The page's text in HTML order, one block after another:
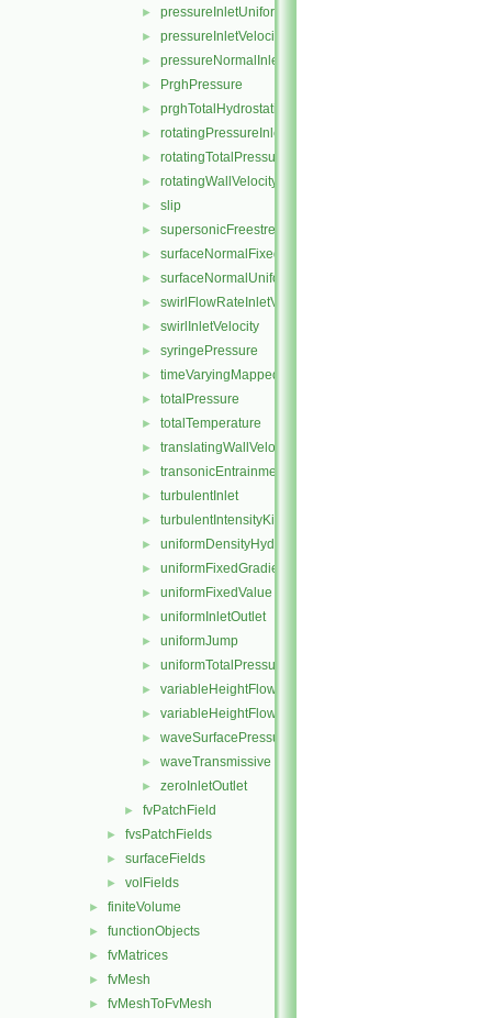
► pressureInletUniformVelocity
► pressureInletVelocity
► pressureNormalInletOutletVelocity
► PrghPressure
► prghTotalHydrostaticPressure
► rotatingPressureInletOutletVelocity
► rotatingTotalPressure
► rotatingWallVelocity
► slip
► supersonicFreestream
► surfaceNormalFixedValue
► surfaceNormalUniformFixedValue
► swirlFlowRateInletVelocity
► swirlInletVelocity
► syringePressure
► timeVaryingMappedFixedValue
► totalPressure
► totalTemperature
► translatingWallVelocity
► transonicEntrainmentPressure
► turbulentInlet
► turbulentIntensityKineticEnergyInlet
► uniformDensityHydrostaticPressure
► uniformFixedGradient
► uniformFixedValue
► uniformInletOutlet
► uniformJump
► uniformTotalPressure
► variableHeightFlowRate
► variableHeightFlowRateInletVelocity
► waveSurfacePressure
► waveTransmissive
► zeroInletOutlet
► fvPatchField
► fvsPatchFields
► surfaceFields
► volFields
► finiteVolume
► functionObjects
► fvMatrices
► fvMesh
► fvMeshToFvMesh